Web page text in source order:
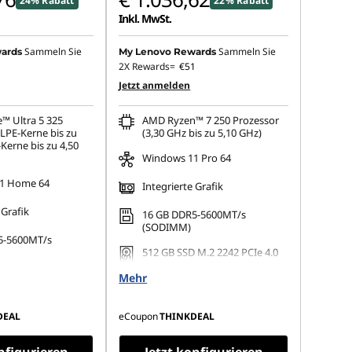
Sammeln Sie
Ultra 5 325
Kerne bis zu
bis zu 4,50
Home 64
5600MT/s
Inkl. MwSt.
My Lenovo Rewards Sammeln Sie
2X Rewards= €51
Jetzt anmelden
AMD Ryzen™ 7 250 Prozessor
(3,30 GHz bis zu 5,10 GHz)
Windows 11 Pro 64
Integrierte Grafik
16 GB DDR5-5600MT/s
(SODIMM)
512 GB SSD M.2 2242 PCIe 4.0
Mehr
eCouponTHINKDEAL